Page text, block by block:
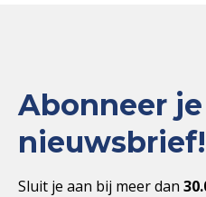
Abonneer
nieuwsbrief!
Sluit je aan bij meer dan